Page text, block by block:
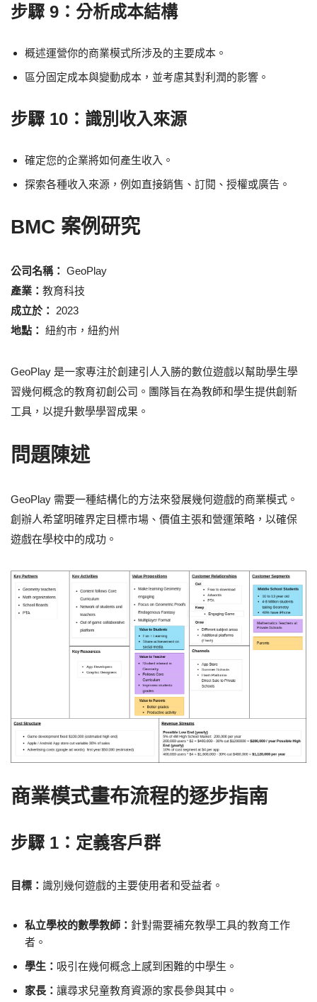
步驟 9：分析成本結構
概述運營你的商業模式所涉及的主要成本。
區分固定成本與變動成本，並考慮其對利潤的影響。
步驟 10：識別收入來源
確定您的企業將如何產生收入。
探索各種收入來源，例如直接銷售、訂閱、授權或廣告。
BMC 案例研究
公司名稱： GeoPlay
產業： 教育科技
成立於： 2023
地點： 紐約市，紐約州
GeoPlay 是一家專注於創建引人入勝的數位遊戲以幫助學生學
習幾何概念的教育初創公司。團隊旨在為教師和學生提供創新
工具，以提升數學學習成果。
問題陳述
GeoPlay 需要一種結構化的方法來發展幾何遊戲的商業模式。
創辦人希望明確界定目標市場、價值主張和營運策略，以確保
遊戲在學校中的成功。
商業模式畫布流程的逐步指南
步驟 1：定義客戶群
目標： 識別幾何遊戲的主要使用者和受益者。
私立學校的數學教師： 針對需要補充教學工具的教育工作
者。
學生： 吸引在幾何概念上感到困難的中學生。
家長： 讓尋求兒童教育資源的家長參與其中。